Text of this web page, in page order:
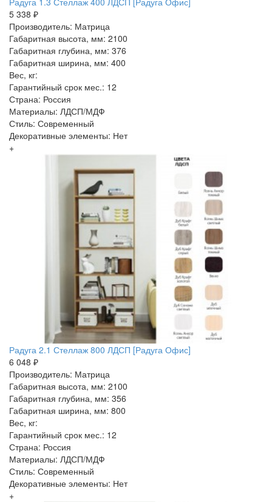
5 338 ₽
Производитель: Матрица
Габаритная высота, мм: 2100
Габаритная глубина, мм: 376
Габаритная ширина, мм: 400
Вес, кг:
Гарантийный срок мес.: 12
Страна: Россия
Материалы: ЛДСП/МДФ
Стиль: Современный
Декоративные элементы: Нет
+
Радуга 2.1 Стеллаж 800 ЛДСП [Радуга Офис]
6 048 ₽
Производитель: Матрица
Габаритная высота, мм: 2100
Габаритная глубина, мм: 356
Габаритная ширина, мм: 800
Вес, кг:
Гарантийный срок мес.: 12
Страна: Россия
Материалы: ЛДСП/МДФ
Стиль: Современный
Декоративные элементы: Нет
+